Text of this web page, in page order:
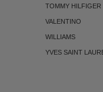
TOMMY HILFIGER
VALENTINO
WILLIAMS
YVES SAINT